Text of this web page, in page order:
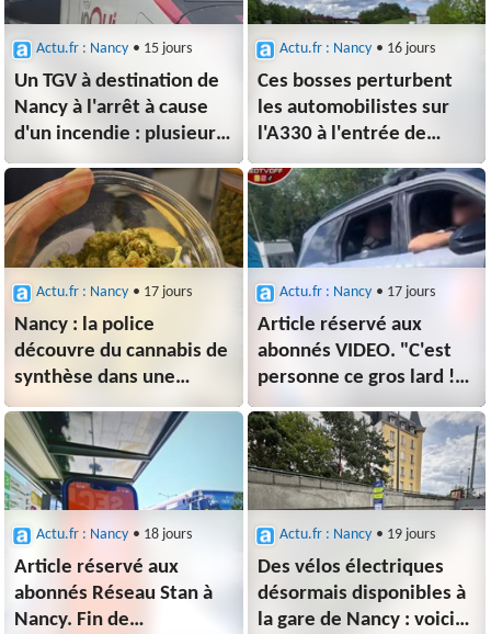
Actu.fr : Nancy • 15 jours
Un TGV à destination de
Nancy à l'arrêt à cause
d'un incendie : plusieurs
heures de retard
à prévoir
Actu.fr : Nancy • 16 jours
Ces bosses perturbent
les automobilistes sur
l'A330 à l'entrée de
Nancy : voici quand elles
vont disparaître
Actu.fr : Nancy • 17 jours
Nancy : la police
découvre du cannabis de
synthèse dans une
boutique de CBD, le
gérant de 23 ans placé
en garde à vue
Actu.fr : Nancy • 17 jours
Article réservé aux
abonnés VIDEO. "C'est
personne ce gros lard !" :
un policier insulte
plusieurs personnes en
pleine intervention près
de Nancy
Actu.fr : Nancy • 18 jours
Article réservé aux
abonnés Réseau Stan à
Nancy. Fin de
Actu.fr : Nancy • 19 jours
Des vélos électriques
désormais disponibles à
la gare de Nancy : voici